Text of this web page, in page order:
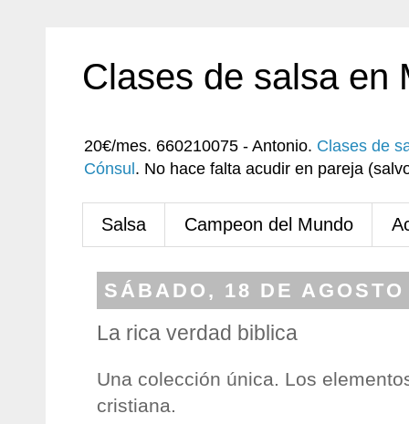
Clases de salsa en
20€/mes. 660210075 - Antonio. Clases de
Cónsul . No hace falta acudir en pareja
Salsa Campeon del Mundo
SÁBADO, 18 DE
La rica verdad biblica
Una colección única. Los
cristiana.